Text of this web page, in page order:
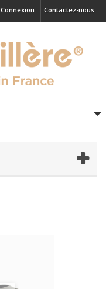
Contactez-nous
Connexion